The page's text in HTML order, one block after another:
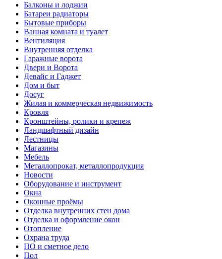
Балконы и лоджии
Батареи радиаторы‎
Бытовые приборы
Ванная комната и туалет
Вентиляция
Внутренняя отделка
Гаражные ворота
Двери и Ворота
Девайс и Гаджет
Дом и быт
Досуг
Жилая и коммерческая недвижимость
Кровля
Кронштейны, ролики и крепеж
Ландшафтный дизайн
Лестницы
Магазины
Мебель
Металлопрокат, металлопродукция
Новости
Оборудование и инструмент
Окна
Оконные проёмы
Отделка внутренних стен дома
Отделка и оформление окон
Отопление
Охрана труда
ПО и сметное дело
Пол